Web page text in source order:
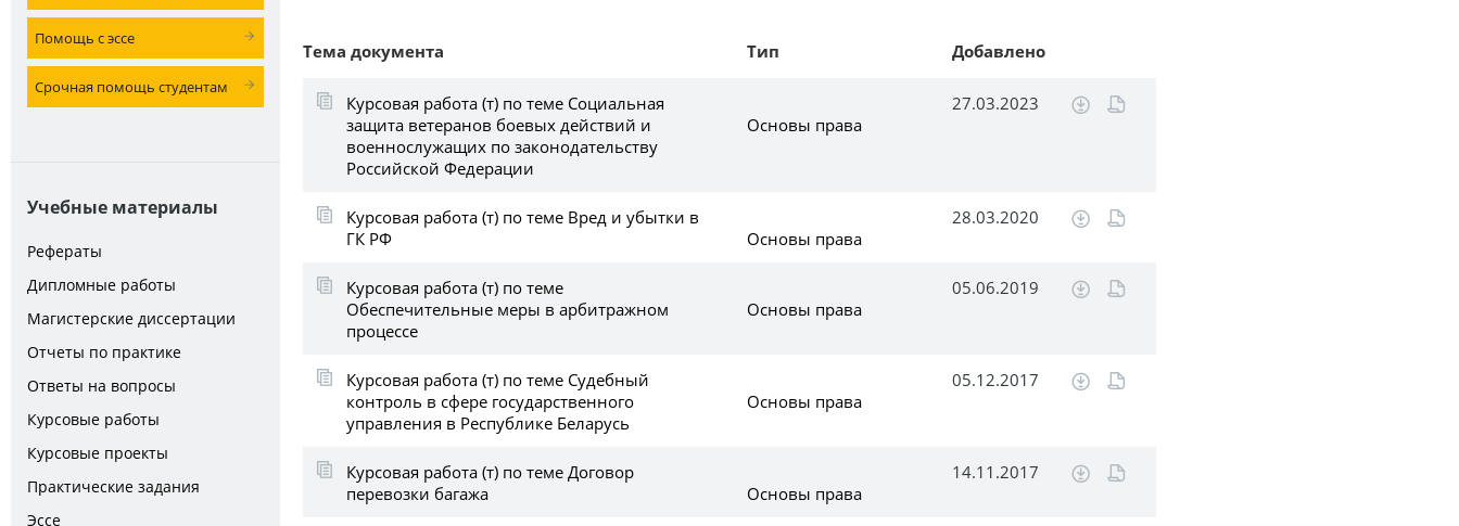
Помощь с эссе
Срочная помощь студентам
Учебные материалы
Рефераты
Дипломные работы
Магистерские диссертации
Отчеты по практике
Ответы на вопросы
Курсовые работы
Курсовые проекты
Практические задания
Эссе
Тема документа Тип Добавлено
Курсовая работа (т) по теме Социальная
защита ветеранов боевых действий и
военнослужащих по законодательству
Российской Федерации
Основы права
27.03.2023
Курсовая работа (т) по теме Вред и убытки в
ГК РФ
Основы права
28.03.2020
Курсовая работа (т) по теме
Обеспечительные меры в арбитражном
процессе
Основы права
05.06.2019
Курсовая работа (т) по теме Судебный
контроль в сфере государственного
управления в Республике Беларусь
Основы права
05.12.2017
Курсовая работа (т) по теме Договор
перевозки багажа
Основы права
14.11.2017